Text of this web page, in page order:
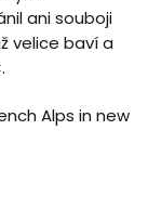
ani souboji
velice baví a
Alps in new